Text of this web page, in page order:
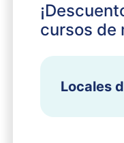
cursos de
Locales